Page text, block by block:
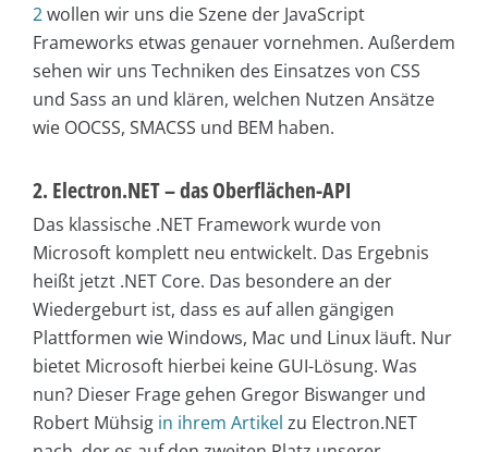
2wollen wir uns die Szene der JavaScript
Frameworks etwas genauer vornehmen. Außerdem
sehen wir uns Techniken des Einsatzes von CSS
und Sass an und klären, welchen Nutzen Ansätze
wie OOCSS, SMACSS und BEM haben.
2. Electron.NET – das Oberflächen-API
Das klassische .NET Framework wurde von
Microsoft komplett neu entwickelt. Das Ergebnis
heißt jetzt .NET Core. Das besondere an der
Wiedergeburt ist, dass es auf allen gängigen
Plattformen wie Windows, Mac und Linux läuft. Nur
bietet Microsoft hierbei keine GUI-Lösung. Was
nun? Dieser Frage gehen Gregor Biswanger und
Robert Mühsig in ihrem Artikel zu Electron.NET